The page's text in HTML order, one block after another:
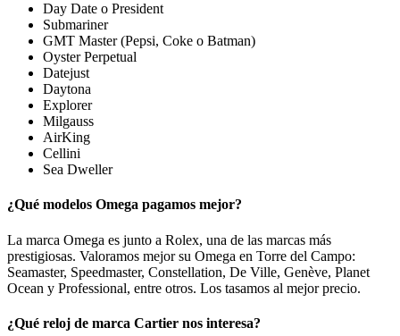
Day Date o President
Submariner
GMT Master (Pepsi, Coke o Batman)
Oyster Perpetual
Datejust
Daytona
Explorer
Milgauss
AirKing
Cellini
Sea Dweller
¿Qué modelos Omega pagamos mejor?
La marca Omega es junto a Rolex, una de las marcas más
prestigiosas. Valoramos mejor su Omega en Torre del Campo:
Seamaster, Speedmaster, Constellation, De Ville, Genève, Planet
Ocean y Professional, entre otros. Los tasamos al mejor precio.
¿Qué reloj de marca Cartier nos interesa?